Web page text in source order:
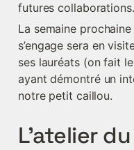
futures collaborations.
La semaine
s’engage sera en
ses lauréats (on fait
ayant démontré un
notre petit caillou.
L’atelier